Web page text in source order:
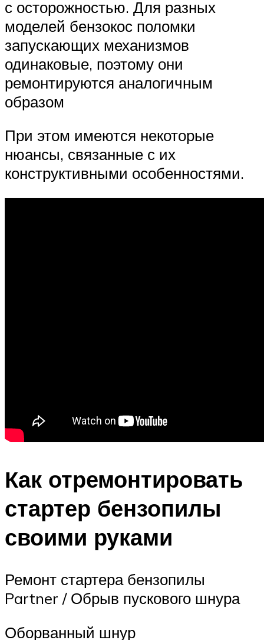
с осторожностью. Для разных
моделей бензокос поломки
запускающих механизмов
одинаковые, поэтому они
ремонтируются аналогичным
образом
При этом имеются некоторые
нюансы, связанные с их
конструктивными особенностями.
Как отремонтировать
стартер бензопилы
своими руками
Ремонт стартера бензопилы
Partner / Обрыв пускового шнура
Оборванный шнур